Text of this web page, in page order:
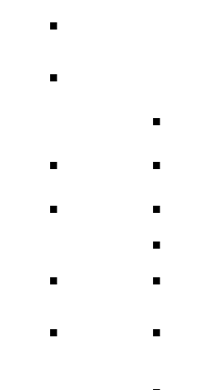
■
■
■
■ ■
■
■
■
■
■
■ ■